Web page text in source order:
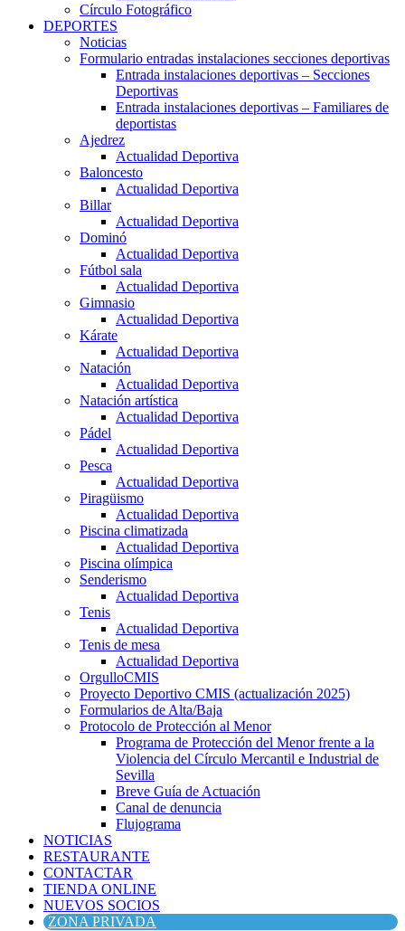
Círculo Fotográfico
DEPORTES
Noticias
Formulario entradas instalaciones secciones deportivas
Entrada instalaciones deportivas – Secciones
Deportivas
Entrada instalaciones deportivas – Familiares de
deportistas
Ajedrez
Actualidad Deportiva
Baloncesto
Actualidad Deportiva
Billar
Actualidad Deportiva
Dominó
Actualidad Deportiva
Fútbol sala
Actualidad Deportiva
Gimnasio
Actualidad Deportiva
Kárate
Actualidad Deportiva
Natación
Actualidad Deportiva
Natación artística
Actualidad Deportiva
Pádel
Actualidad Deportiva
Pesca
Actualidad Deportiva
Piragüismo
Actualidad Deportiva
Piscina climatizada
Actualidad Deportiva
Piscina olímpica
Senderismo
Actualidad Deportiva
Tenis
Actualidad Deportiva
Tenis de mesa
Actualidad Deportiva
OrgulloCMIS
Proyecto Deportivo CMIS (actualización 2025)
Formularios de Alta/Baja
Protocolo de Protección al Menor
Programa de Protección del Menor frente a la
Violencia del Círculo Mercantil e Industrial de
Sevilla
Breve Guía de Actuación
Canal de denuncia
Flujograma
NOTICIAS
RESTAURANTE
CONTACTAR
TIENDA ONLINE
NUEVOS SOCIOS
ZONA PRIVADA